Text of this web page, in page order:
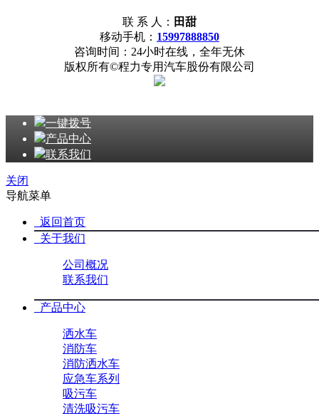
联 系 人： 田甜
移动手机： 15997888850
咨询时间：24小时在线，全年无休
版权所有©程力专用汽车股份有限公司
一键拨号
产品中心
联系我们
关闭
导航菜单
返回首页
关于我们
公司概况
联系我们
产品中心
洒水车
消防车
消防洒水车
应急车系列
吸污车
清洗吸污车